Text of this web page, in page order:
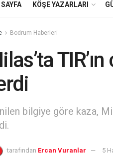
KÖŞE YAZARLARI
Bodrum Haberleri
bilgiye göre kaza,
tarafından Ercan Vuranlar
5